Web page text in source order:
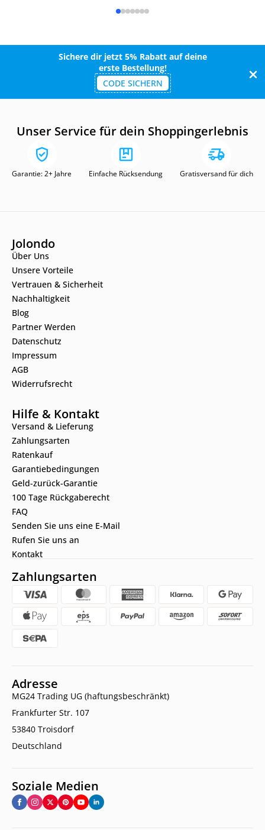
Sichere dir jetzt 5% Rabatt auf deine
erste Bestellung!
CODE SICHERN
Unser Service für dein Shoppingerlebnis
Garantie: 2+ Jahre Einfache Rücksendung Gratisversand für dich
Jolondo
Über Uns
Unsere Vorteile
Vertrauen & Sicherheit
Nachhaltigkeit
Blog
Partner Werden
Datenschutz
Impressum
AGB
Widerrufsrecht
Hilfe & Kontakt
Versand & Lieferung
Zahlungsarten
Ratenkauf
Garantiebedingungen
Geld-zurück-Garantie
100 Tage Rückgaberecht
FAQ
Senden Sie uns eine E-Mail
Rufen Sie uns an
Kontakt
Zahlungsarten
Adresse
MG24 Trading UG (haftungsbeschränkt)
Frankfurter Str. 107
53840 Troisdorf
Deutschland
Soziale Medien